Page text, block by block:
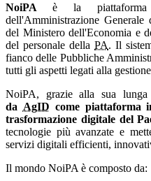
NoiPA è la piattaforma
dell'Amministrazione
del Ministero dell'Economia e
del personale dellaPA. Il
fianco delle Pubbliche
tutti gli aspetti legati alla
NoiPA, grazie alla sua lunga
da AgID come piattaforma
trasformazione digitale del
tecnologie più avanzate e
servizi digitali efficienti,
Il mondo NoiPA è composto da: